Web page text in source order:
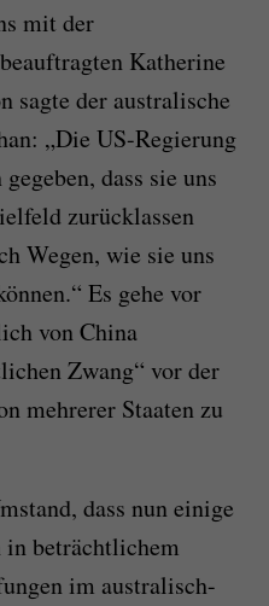
mit der
Katherine
sagte der australische
„Die US-Regierung
dass sie uns
zurücklassen
Wegen, wie sie uns
Es gehe vor
von China
Zwang“ vor der
mehrerer Staaten zu
dass nun einige
in beträchtlichem
im australisch-